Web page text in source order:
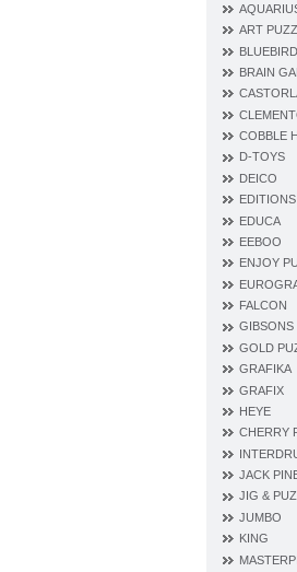
ART
BRAIN
COBBLE
D‐TOYS
DEICO
EDUCA
EEBOO
ENJOY
FALCON
GIBSONS
GOLD
GRAFIKA
GRAFIX
HEYE
CHERRY
JACK
JIG & PUZ
JUMBO
KING